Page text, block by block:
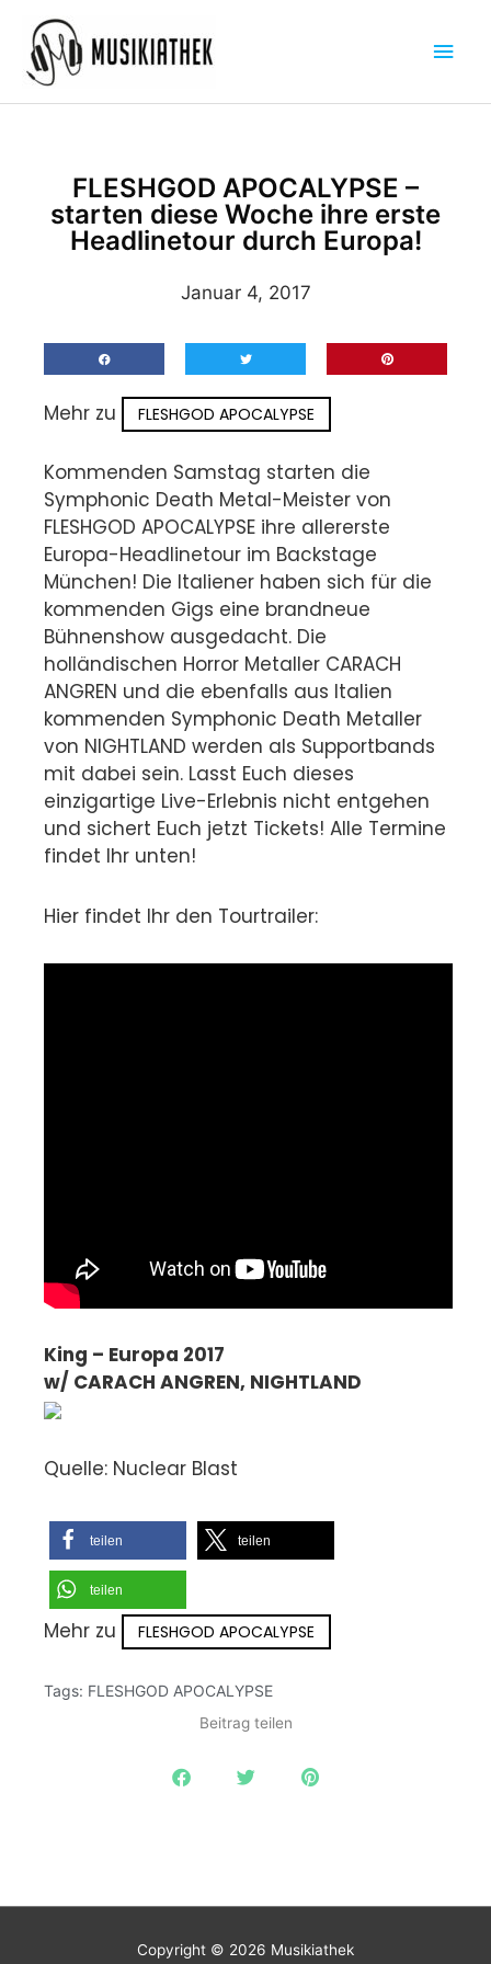
Inhalt
springen
FLESHGOD APOCALYPSE –
starten diese Woche ihre erste
Headlinetour durch Europa!
Januar 4, 2017
Mehr zu FLESHGOD APOCALYPSE
Kommenden Samstag starten die
Symphonic Death Metal-Meister von
FLESHGOD APOCALYPSE ihre allererste
Europa-Headlinetour im Backstage
München! Die Italiener haben sich für die
kommenden Gigs eine brandneue
Bühnenshow ausgedacht. Die
holländischen Horror Metaller CARACH
ANGREN und die ebenfalls aus Italien
kommenden Symphonic Death Metaller
von NIGHTLAND werden als Supportbands
mit dabei sein. Lasst Euch dieses
einzigartige Live-Erlebnis nicht entgehen
und sichert Euch jetzt Tickets! Alle Termine
findet Ihr unten!
Hier findet Ihr den Tourtrailer:
King – Europa 2017
w/ CARACH ANGREN, NIGHTLAND
Quelle: Nuclear Blast
teilen teilen
teilen
Mehr zu FLESHGOD APOCALYPSE
Tags: FLESHGOD APOCALYPSE
Beitrag teilen
Copyright © 2026 Musikiathek